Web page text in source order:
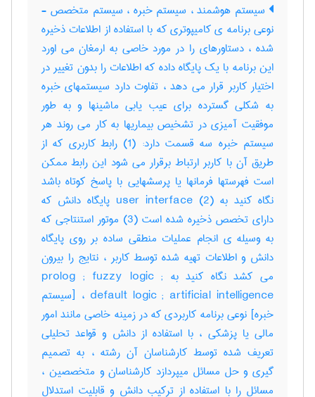
سیستم هوشمند ، سیستم خبره ، سیستم متخصص -
نوعی برنامه ی کامیپوتری که با استفاده از اطلاعات ذخیره
شده ، دستاورهای را در مورد خاصی به ارمغان می اورد
این برنامه با یک پایگاه داده که اطلاعات را بدون تغییر در
اختیار کاربر قرار می دهد ، تفاوت دارد سیستمهای خبره
به شکلی گسترده برای عیب یابی ماشینها و به طور
موفقیت آمیزی در تشخیص بیماریها به کار می روند هر
سیستم خبره سه قسمت دارد: (1) رابط کاربری که از
طریق آن با کاربر ارتباط برقرار می شود این رابط ممکن
است فهرستها فرمانها یا پرسشهایی با پاسخ کوتاه باشد
نگاه کنید به user interface (2) پایگاه دانش که
دارای تخصص ذخیره شده است (3) موتور استنتاجی که
به وسیله ی انجام عملیات منطقی ساده بر روی پایگاه
دانش و اطلاعات تهیه شده توسط کاربر ، نتایج را بیرون
می کشد نگاه کنید به prolog ; fuzzy logic ;
default logic ; artificial intelligence ، [سیستم
خبره] نوعی برنامه کاربردی که در زمینه خاصی مانند امور
مالی یا پزشکی ، با استفاده از دانش و قواعد تحلیلی
تعریف شده توسط کارشناسان آن رشته ، به تصمیم
گیری و حل مسائل میپردازد کارشناسان و متخصصین ،
مسائل را با استفاده از ترکیب دانش و قابلیت استدلال